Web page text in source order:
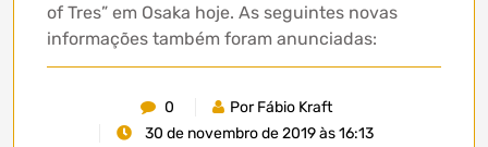
of Tres” em Osaka hoje. As seguintes novas
informações também foram anunciadas:
0
Por Fábio Kraft
30 de novembro de 2019 às 16:13